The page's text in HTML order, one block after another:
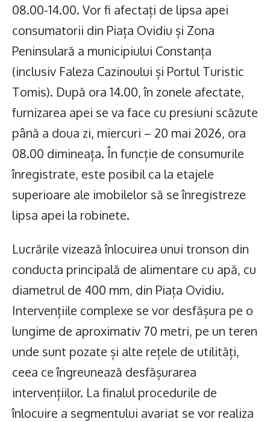
08.00-14.00. Vor fi afectați de lipsa apei
consumatorii din Piața Ovidiu și Zona
Peninsulară a municipiului Constanța
(inclusiv Faleza Cazinoului și Portul Turistic
Tomis). După ora 14.00, în zonele afectate,
furnizarea apei se va face cu presiuni scăzute
până a doua zi, miercuri – 20 mai 2026, ora
08.00 dimineața. În funcție de consumurile
înregistrate, este posibil ca la etajele
superioare ale imobilelor să se înregistreze
lipsa apei la robinete.
Lucrările vizează înlocuirea unui tronson din
conducta principală de alimentare cu apă, cu
diametrul de 400 mm, din Piața Ovidiu.
Intervențiile complexe se vor desfășura pe o
lungime de aproximativ 70 metri, pe un teren
unde sunt pozate și alte rețele de utilități,
ceea ce îngreunează desfășurarea
intervențiilor. La finalul procedurile de
înlocuire a segmentului avariat se vor realiza